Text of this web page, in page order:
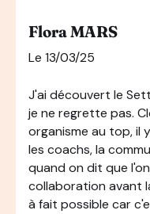
Flora MARS
Le 13/03/25
J'ai découvert le
je ne regrette pas.
organisme au top, il
les coachs, la
quand on dit que
collaboration avant
à fait possible car